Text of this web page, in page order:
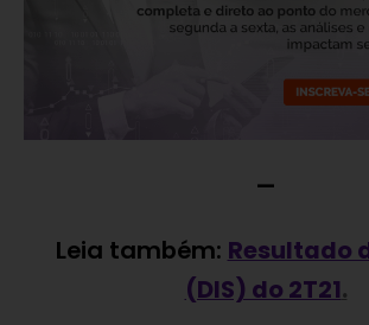
—
Leia também: Resultado
(DIS) do 2T21.